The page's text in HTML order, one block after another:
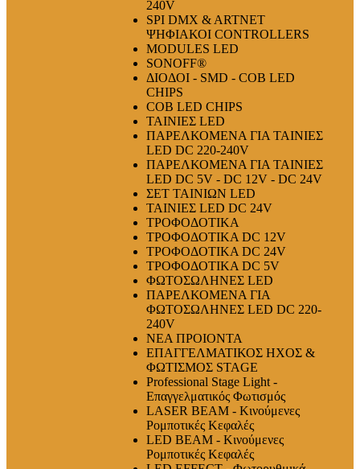
240V
SPI DMX & ARTNET
ΨΗΦΙΑΚΟΙ CONTROLLERS
MODULES LED
SONOFF®
ΔΙΟΔΟΙ - SMD - COB LED
CHIPS
COB LED CHIPS
ΤΑΙΝΙΕΣ LED
ΠΑΡΕΛΚΟΜΕΝΑ ΓΙΑ ΤΑΙΝΙΕΣ
LED DC 220-240V
ΠΑΡΕΛΚΟΜΕΝΑ ΓΙΑ ΤΑΙΝΙΕΣ
LED DC 5V - DC 12V - DC 24V
ΣΕΤ ΤΑΙΝΙΩΝ LED
ΤΑΙΝΙΕΣ LED DC 24V
ΤΡΟΦΟΔΟΤΙΚΑ
ΤΡΟΦΟΔΟΤΙΚΑ DC 12V
ΤΡΟΦΟΔΟΤΙΚΑ DC 24V
ΤΡΟΦΟΔΟΤΙΚΑ DC 5V
ΦΩΤΟΣΩΛΗΝΕΣ LED
ΠΑΡΕΛΚΟΜΕΝΑ ΓΙΑ
ΦΩΤΟΣΩΛΗΝΕΣ LED DC 220-
240V
ΝΕΑ ΠΡΟΙΟΝΤΑ
ΕΠΑΓΓΕΛΜΑΤΙΚΟΣ ΗΧΟΣ &
ΦΩΤΙΣΜΟΣ STAGE
Professional Stage Light -
Επαγγελματικός Φωτισμός
LASER BEAM - Κινούμενες
Ρομποτικές Κεφαλές
LED BEAM - Κινούμενες
Ρομποτικές Κεφαλές